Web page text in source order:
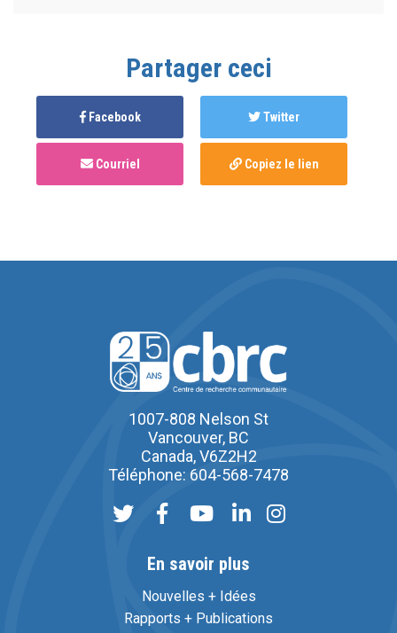
Partager ceci
Facebook Twitter
Courriel Copiez le lien
1007-808 Nelson St
Vancouver, BC
Canada, V6Z2H2
Téléphone: 604-568-7478
En savoir plus
Nouvelles + Idées
Rapports + Publications